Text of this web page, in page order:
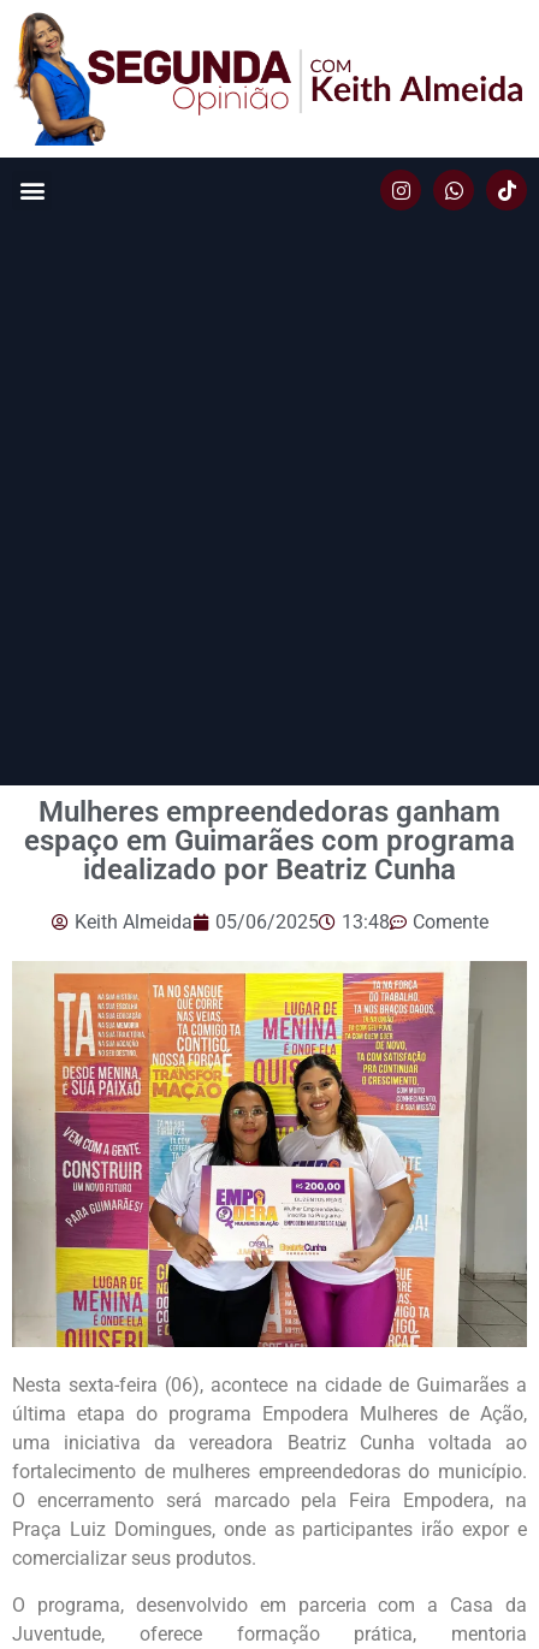
Mulheres empreendedoras ganham
espaço em Guimarães com programa
idealizado por Beatriz Cunha
Keith Almeida 05/06/2025 13:48 Comente
Nesta sexta-feira (06), acontece na cidade de Guimarães a
última etapa do programa Empodera Mulheres de Ação,
uma iniciativa da vereadora Beatriz Cunha voltada ao
fortalecimento de mulheres empreendedoras do município.
O encerramento será marcado pela Feira Empodera, na
Praça Luiz Domingues, onde as participantes irão expor e
comercializar seus produtos.
O programa, desenvolvido em parceria com a Casa da
Juventude, oferece formação prática, mentoria